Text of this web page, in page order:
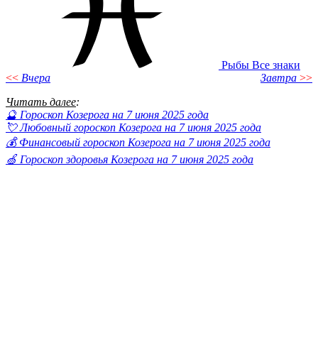
Рыбы Все знаки
<< Вчера Завтра >>
Читать далее:
🔮 Гороскоп Козерога на 7 июня 2025 года
💘 Любовный гороскоп Козерога на 7 июня 2025 года
💰 Финансовый гороскоп Козерога на 7 июня 2025 года
🍏 Гороскоп здоровья Козерога на 7 июня 2025 года